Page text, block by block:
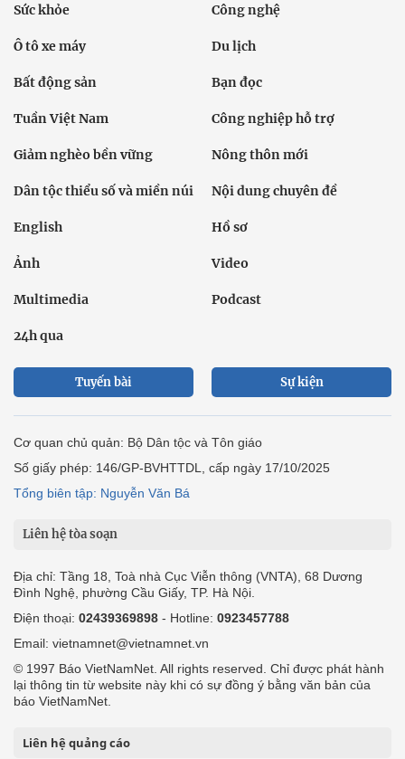
Sức khỏe Công nghệ
Ô tô xe máy Du lịch
Bất động sản Bạn đọc
Tuần Việt Nam Công nghiệp hỗ trợ
Giảm nghèo bền vững Nông thôn mới
Dân tộc thiểu số và miền núi Nội dung chuyên đề
English Hồ sơ
Ảnh Video
Multimedia Podcast
24h qua
Tuyến bài Sự kiện
Cơ quan chủ quản: Bộ Dân tộc và Tôn giáo
Số giấy phép: 146/GP-BVHTTDL, cấp ngày 17/10/2025
Tổng biên tập: Nguyễn Văn Bá
Liên hệ tòa soạn
Địa chỉ: Tầng 18, Toà nhà Cục Viễn thông (VNTA), 68 Dương
Đình Nghệ, phường Cầu Giấy, TP. Hà Nội.
Điện thoại: 02439369898 - Hotline: 0923457788
Email: vietnamnet@vietnamnet.vn
© 1997 Báo VietNamNet. All rights reserved. Chỉ được phát hành
lại thông tin từ website này khi có sự đồng ý bằng văn bản của
báo VietNamNet.
Liên hệ quảng cáo